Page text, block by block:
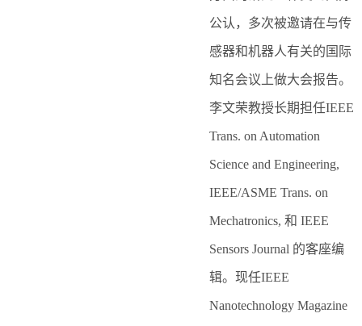
公认，多次被邀请在与传
感器和机器人有关的国际
知名会议上做大会报告。
李文荣教授长期担任IEEE
Trans. on Automation
Science and Engineering,
IEEE/ASME Trans. on
Mechatronics, 和 IEEE
Sensors Journal 的客座编
辑。现任IEEE
Nanotechnology Magazine